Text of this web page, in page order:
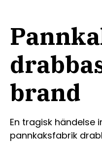
brand
En tragisk händelse
pannkaksfabrik